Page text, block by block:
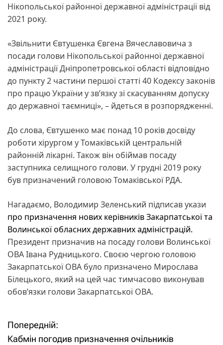
Нікопольської районної державної адміністрації від
2021 року.
«Звільнити Євтушенка Євгена Вячеславовича з
посади голови Нікопольської районної державної
адміністрації Дніпропетровської області відповідно
до пункту 2 частини першої статті 40 Кодексу законів
про працю України у зв’язку зі скасуванням допуску
до державної таємниці», – йдеться в розпорядженні.
До слова, Євтушенко має понад 10 років досвіду
роботи хірургом у Томаківській центральній
районній лікарні. Також він обіймав посаду
заступника селищного голови. У грудні 2019 року
був призначений головою Томаківської РДА.
Нагадаємо, Володимир Зеленський підписав укази
про призначення нових керівників Закарпатської та
Волинської обласних державних адміністрацій.
Президент призначив на посаду голови Волинської
ОВА Івана Рудницького. Своєю чергою головою
Закарпатської ОВА було призначено Мирослава
Білецького, який на цей час тимчасово виконував
обов’язки голови Закарпатської ОВА.
Н
Попередній:
Кабмін погодив призначення очільників